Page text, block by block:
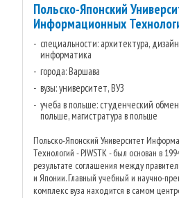
Польско-Японский
Информационных
специальности: архитектура,
информатика
города: Варшава
вузы: университет, ВУЗ
учеба в польше: студенческий
польше, магистратура в польше
Польско-Японский Университет
Технологий - PJWSTK - был основан в
результате соглашения между
и Японии. Главный учебный и научно-
комплекс вуза находится в самом